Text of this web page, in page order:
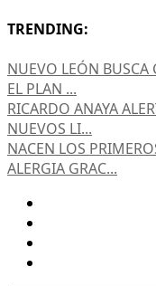
TRENDING:
NUEVO LEÓN BUSCA
EL PLAN ...
RICARDO ANAYA
NUEVOS LI...
NACEN LOS
ALERGIA GRAC...